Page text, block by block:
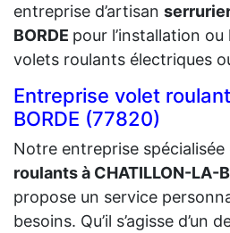
entreprise d’artisan
BORDE pour l’installation
volets roulants électriques
Entreprise volet
BORDE (77820)
Notre entreprise spécialisée
roulants à CHATILLON-LA-
propose un service
besoins. Qu’il s’agisse d’un